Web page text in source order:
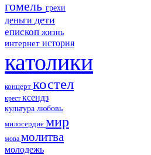
гомель грехи
деньги дети
епископ жизнь
интернет история
католики
концерт костел
крест ксендз
культура любовь
милосердие мир
мова молитва
молодежь